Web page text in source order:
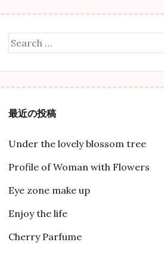
Search
最近の投稿
Under the lovely blossom tree
Profile of Woman with Flowers
Eye zone make up
Enjoy the life
Cherry Parfume